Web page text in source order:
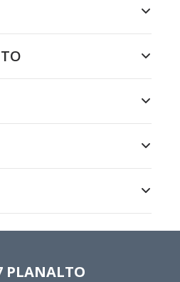
PLANALTO